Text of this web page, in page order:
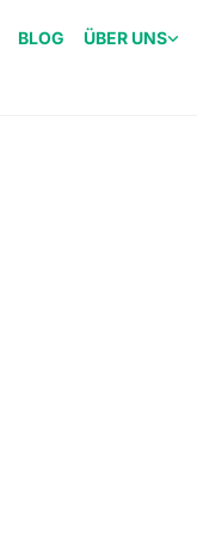
BLOG ÜBER UNS